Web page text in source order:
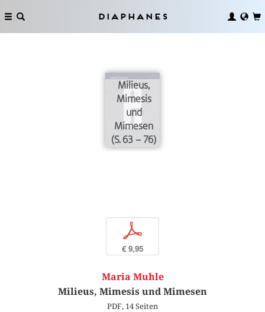
Diaphanes
Milieus,
Mimesis
und
Mimesen
(S. 63 – 76)
p
€ 9,95
Maria Muhle
Milieus, Mimesis und Mimesen
PDF, 14 Seiten